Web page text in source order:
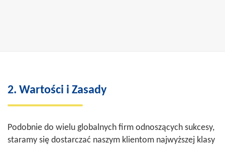
2. Wartości i Zasady
Podobnie do wielu globalnych firm odnoszących sukcesy,
staramy się dostarczać naszym klientom najwyższej klasy